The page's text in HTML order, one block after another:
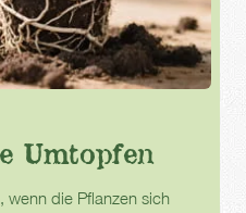
Umtopfen
wenn die Pflanzen sich